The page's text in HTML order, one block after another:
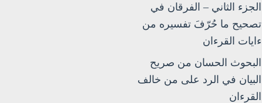
الجزء الثاني – الفرقان في
تصحيح ما حُرّفَ تفسيره من
ءايات القرءان
البحوث الحسان من صريح
البيان في الرد على من خالف
القرءان